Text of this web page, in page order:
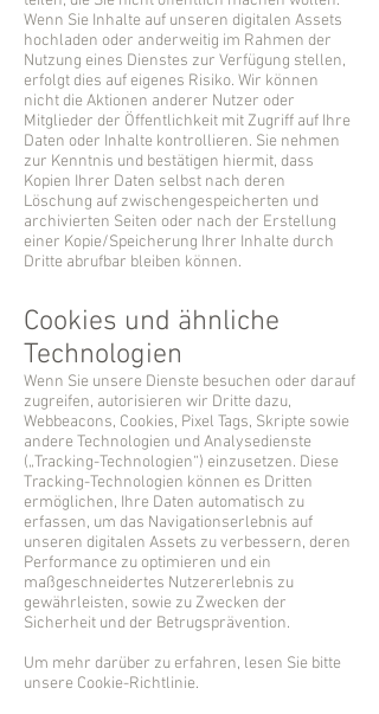
Wenn Sie Inhalte auf unseren digitalen Assets
hochladen oder anderweitig im Rahmen der
Nutzung eines Dienstes zur Verfügung stellen,
erfolgt dies auf eigenes Risiko. Wir können
nicht die Aktionen anderer Nutzer oder
Mitglieder der Öffentlichkeit mit Zugriff auf Ihre
Daten oder Inhalte kontrollieren. Sie nehmen
zur Kenntnis und bestätigen hiermit, dass
Kopien Ihrer Daten selbst nach deren
Löschung auf zwischengespeicherten und
archivierten Seiten oder nach der Erstellung
einer Kopie/Speicherung Ihrer Inhalte durch
Dritte abrufbar bleiben können.
Cookies und ähnliche
Technologien
Wenn Sie unsere Dienste besuchen oder darauf
zugreifen, autorisieren wir Dritte dazu,
Webbeacons, Cookies, Pixel Tags, Skripte sowie
andere Technologien und Analysedienste
(„Tracking-Technologien“) einzusetzen. Diese
Tracking-Technologien können es Dritten
ermöglichen, Ihre Daten automatisch zu
erfassen, um das Navigationserlebnis auf
unseren digitalen Assets zu verbessern, deren
Performance zu optimieren und ein
maßgeschneidertes Nutzererlebnis zu
gewährleisten, sowie zu Zwecken der
Sicherheit und der Betrugsprävention.
Um mehr darüber zu erfahren, lesen Sie bitte
unsere Cookie-Richtlinie.